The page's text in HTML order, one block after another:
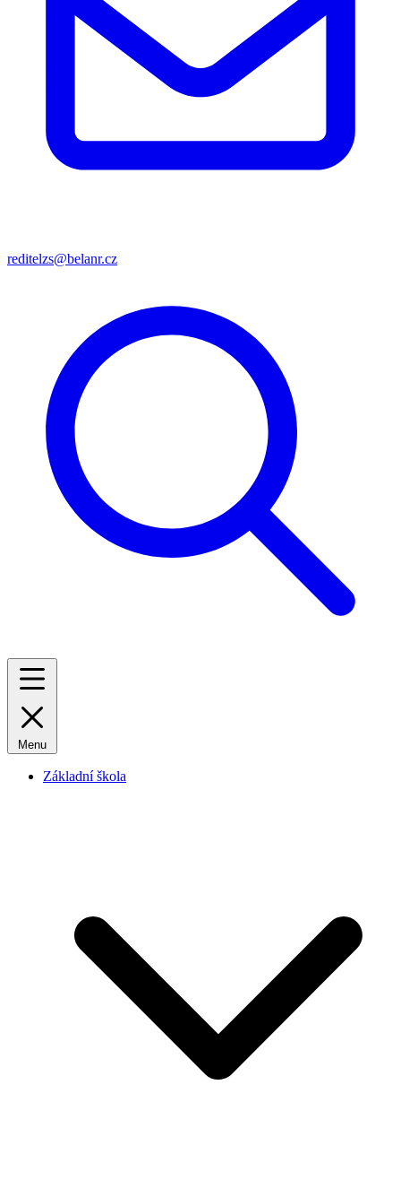
reditelzs@belanr.cz
Menu
Základní škola